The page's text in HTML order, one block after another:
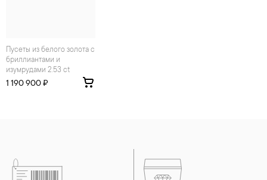
бриллиантами и
изумрудами 2.53 ct
1 190 900 ₽